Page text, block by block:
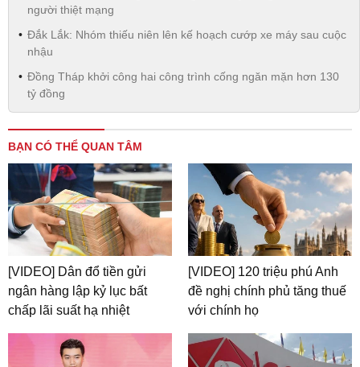
người thiệt mạng
Đắk Lắk: Nhóm thiếu niên lên kế hoạch cướp xe máy sau cuộc
nhậu
Đồng Tháp khởi công hai công trình cống ngăn mặn hơn 130
tỷ đồng
BẠN CÓ THỂ QUAN TÂM
[VIDEO] Dân đổ tiền gửi
ngân hàng lập kỷ lục bất
chấp lãi suất hạ nhiệt
[VIDEO] 120 triệu phú Anh
đề nghị chính phủ tăng thuế
với chính họ